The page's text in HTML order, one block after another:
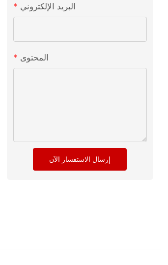
البريد الإلكتروني
المحتوى
إرسال الاستفسار الآن